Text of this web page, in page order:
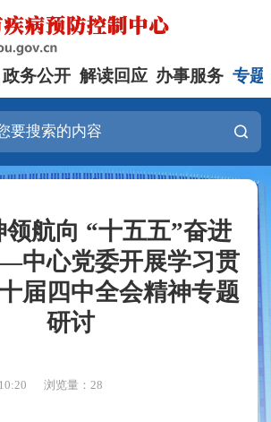
政务公开 解读回应 办事服务 专题
航向 “十五五”奋进
中心党委开展学习贯
届四中全会精神专题
研讨
浏览量：28